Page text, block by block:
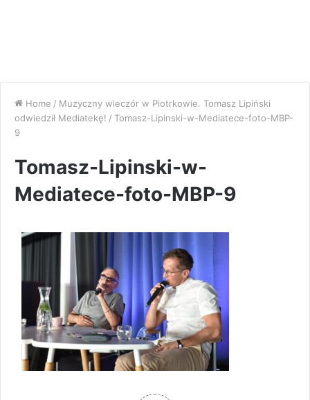
Home / Muzyczny wieczór w Piotrkowie. Tomasz Lipiński
odwiedził Mediatekę! / Tomasz-Lipinski-w-Mediatece-foto-MBP-
9
Tomasz-Lipinski-w-
Mediatece-foto-MBP-9